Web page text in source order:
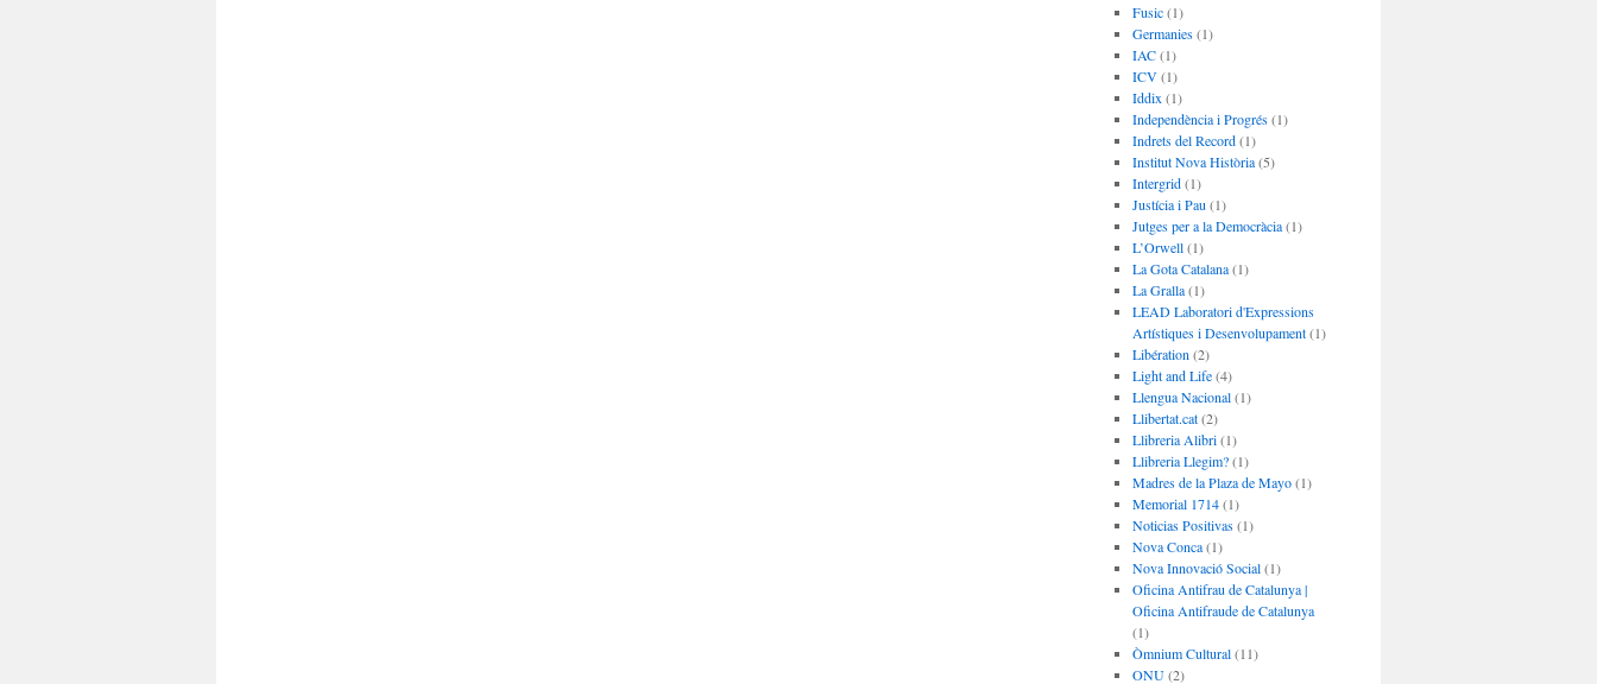
Fusic(1)
Germanies(1)
IAC(1)
ICV(1)
Iddix (1)
Independència i Progrés(1)
Indrets del Record(1)
Institut Nova Història(5)
Intergrid(1)
Justícia i Pau (1)
Jutges per a la Democràcia(1)
L’Orwell(1)
La Gota Catalana(1)
La Gralla(1)
LEAD Laboratori d'Expressions
Artístiques i Desenvolupament(1)
Libération (2)
Light and Life(4)
Llengua Nacional(1)
Llibertat.cat(2)
Llibreria Alibri(1)
Llibreria Llegim?(1)
Madres de la Plaza de Mayo(1)
Memorial 1714(1)
Noticias Positivas(1)
Nova Conca(1)
Nova Innovació Social(1)
Oficina Antifrau de Catalunya |
Oficina Antifraude de Catalunya
(1)
Òmnium Cultural(11)
ONU(2)